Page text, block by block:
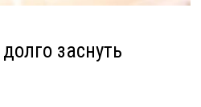
заснуть